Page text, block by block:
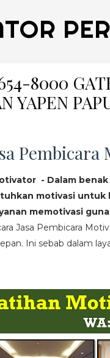
8000
YAPEN
- Dalam
motivasi
memotivasi
Jasa Pembicara
Ini sebab dalam